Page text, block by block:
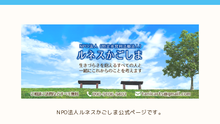
NPO法人ルネスかごしま公式ページです。